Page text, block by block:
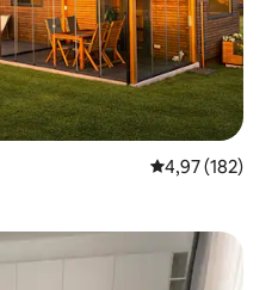
Prosječna
4,97 (182)